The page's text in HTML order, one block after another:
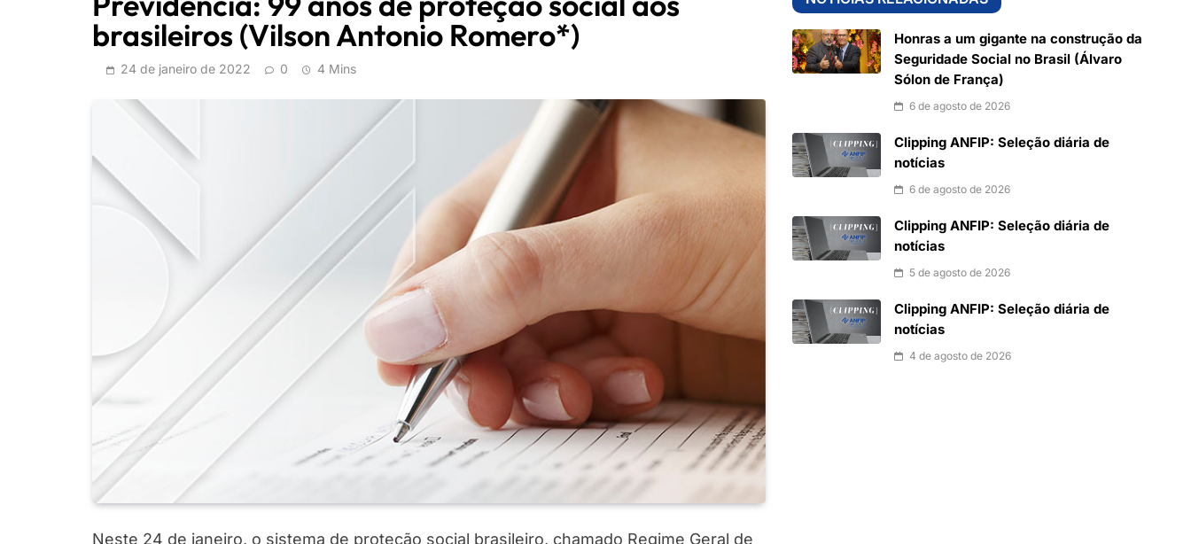
brasileiros (Vilson Antonio Romero*)
24 de janeiro de 2022 0 4 Mins
Neste 24 de janeiro, o sistema de proteção social brasileiro, chamado Regime Geral de
Honras a um gigante na construção da
Seguridade Social no Brasil (Álvaro
Sólon de França)
6 de agosto de 2026
Clipping ANFIP: Seleção diária de
notícias
6 de agosto de 2026
Clipping ANFIP: Seleção diária de
notícias
5 de agosto de 2026
Clipping ANFIP: Seleção diária de
notícias
4 de agosto de 2026